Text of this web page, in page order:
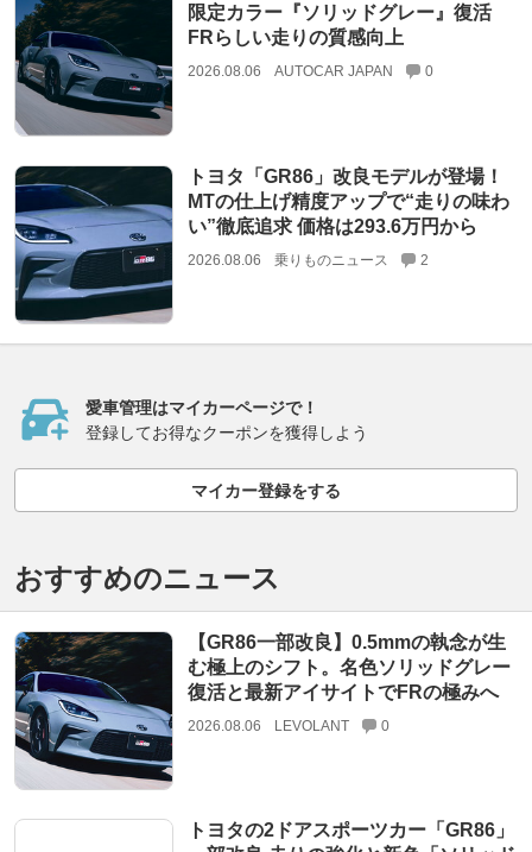
限定カラー『ソリッドグレー』復活
FRらしい走りの質感向上
2026.08.06 AUTOCAR JAPAN 0
トヨタ「GR86」改良モデルが登場！
MTの仕上げ精度アップで“走りの味わ
い”徹底追求 価格は293.6万円から
2026.08.06 乗りものニュース 2
愛車管理はマイカーページで！
登録してお得なクーポンを獲得しよう
マイカー登録をする
おすすめのニュース
【GR86一部改良】0.5mmの執念が生
む極上のシフト。名色ソリッドグレー
復活と最新アイサイトでFRの極みへ
2026.08.06 LEVOLANT 0
トヨタの2ドアスポーツカー「GR86」